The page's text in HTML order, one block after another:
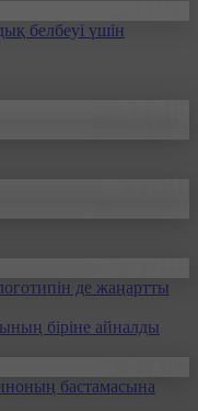
белбеуі үшін
де жаңартты
біріне айналды
бастамасына